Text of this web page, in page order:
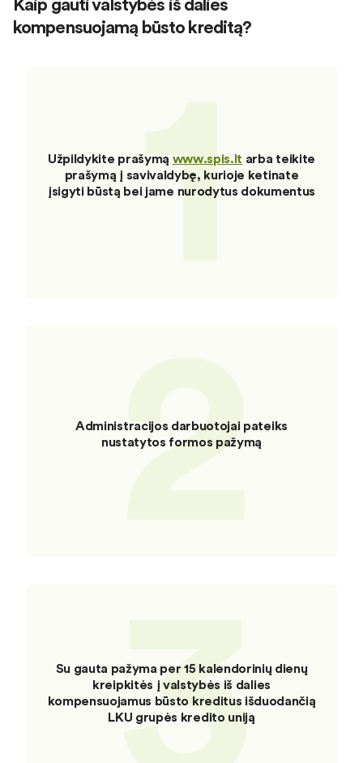
kompensuojamą būsto kreditą?
1
Užpildykite prašymą www.spis.lt arba teikite
prašymą į savivaldybę, kurioje ketinate
įsigyti būstą bei jame nurodytus dokumentus
2
Administracijos darbuotojai pateiks
nustatytos formos pažymą
3
Su gauta pažyma per 15 kalendorinių dienų
kreipkitės į valstybės iš dalies
kompensuojamus būsto kreditus išduodančią
LKU grupės kredito uniją